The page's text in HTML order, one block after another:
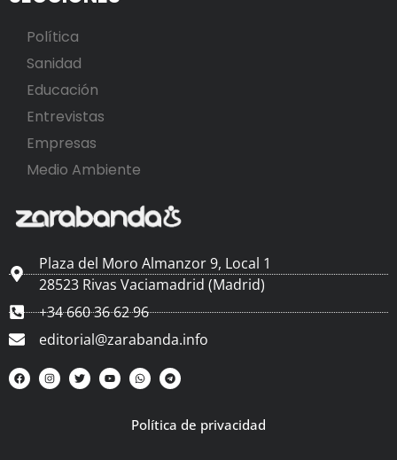
Política
Sanidad
Educación
Entrevistas
Empresas
Medio Ambiente
Plaza del Moro Almanzor 9, Local 1
28523 Rivas Vaciamadrid (Madrid)
+34 660 36 62 96
editorial@zarabanda.info
Política de privacidad